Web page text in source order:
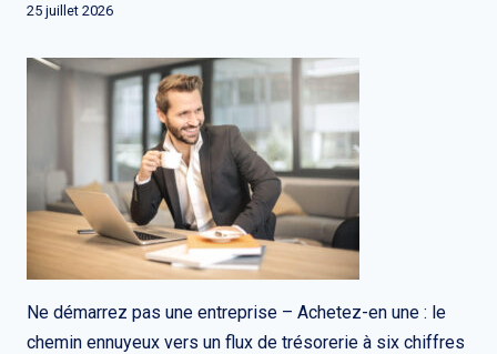
25 juillet 2026
Ne démarrez pas une entreprise – Achetez-en une : le
chemin ennuyeux vers un flux de trésorerie à six chiffres